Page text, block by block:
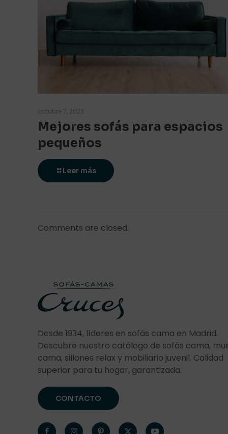
octubre 7, 2023
Mejores sofás para espacios
pequeños
Leer más
Comments are closed.
Desde 1934, líderes en sofás cama en Madrid.
Descubre nuestro catálogo de sofás cama,
cama, sillones relax y mobiliario juvenil. Calidad
superior para tu hogar, garantizada.
CONTACTO